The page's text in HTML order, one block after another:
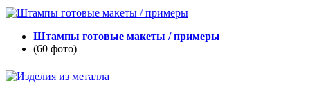
Штампы готовые макеты / примеры
(60 фото)